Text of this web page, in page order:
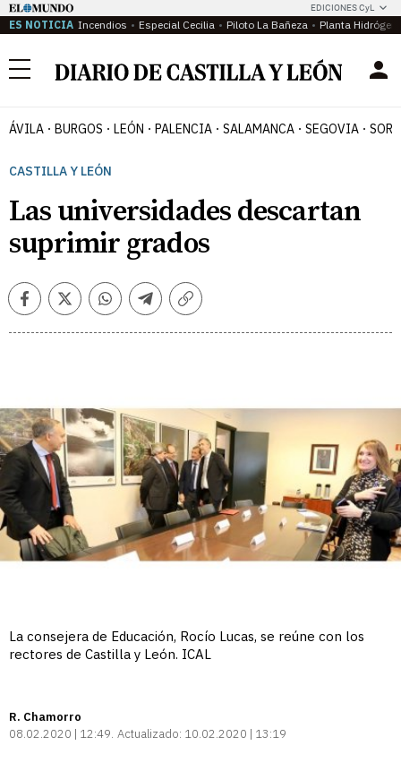
EDICIONES CyL
ES NOTICIA Incendios Especial Cecilia Piloto La Bañeza Planta
Menú
ÁVILA BURGOS LEÓN PALENCIA SALAMANCA SEGOVIA
CASTILLA Y LEÓN
Las universidades descartan
suprimir grados
FacebookTwitterWhatsappTelegramCopiar
La consejera de Educación, Rocío Lucas, se reúne con los
rectores de Castilla y León. ICAL
R. Chamorro
08.02.2020 | 12:49 Actualizado: 10.02.2020 | 13:19